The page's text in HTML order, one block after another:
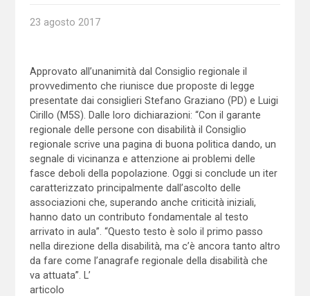
23 agosto 2017
Approvato all’unanimità dal Consiglio regionale il
provvedimento che riunisce due proposte di legge
presentate dai consiglieri Stefano Graziano (PD) e Luigi
Cirillo (M5S). Dalle loro dichiarazioni: “Con il garante
regionale delle persone con disabilità il Consiglio
regionale scrive una pagina di buona politica dando, un
segnale di vicinanza e attenzione ai problemi delle
fasce deboli della popolazione. Oggi si conclude un iter
caratterizzato principalmente dall’ascolto delle
associazioni che, superando anche criticità iniziali,
hanno dato un contributo fondamentale al testo
arrivato in aula”. “Questo testo è solo il primo passo
nella direzione della disabilità, ma c’è ancora tanto altro
da fare come l’anagrafe regionale della disabilità che
va attuata”. L’
articolo